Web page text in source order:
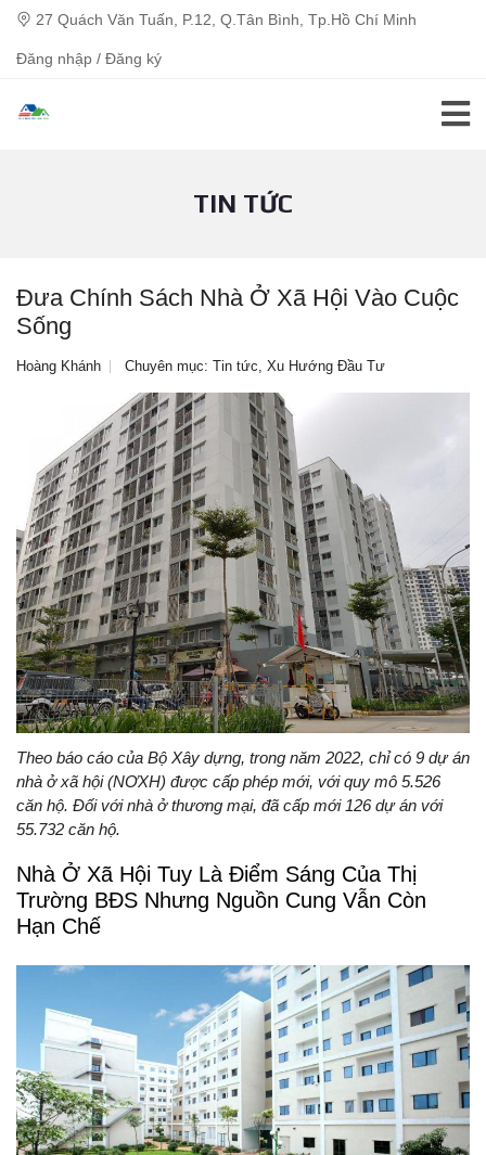
27 Quách Văn Tuấn, P.12, Q.Tân Bình, Tp.Hồ Chí Minh
Đăng nhập / Đăng ký
TIN TỨC
Đưa Chính Sách Nhà Ở Xã Hội Vào Cuộc
Sống
Hoàng Khánh Chuyên mục: Tin tức, Xu Hướng Đầu Tư
Theo báo cáo của Bộ Xây dựng, trong năm 2022, chỉ có 9 dự án
nhà ở xã hội (NƠXH) được cấp phép mới, với quy mô 5.526
căn hộ. Đối với nhà ở thương mại, đã cấp mới 126 dự án với
55.732 căn hộ.
Nhà Ở Xã Hội Tuy Là Điểm Sáng Của Thị
Trường BĐS Nhưng Nguồn Cung Vẫn Còn
Hạn Chế